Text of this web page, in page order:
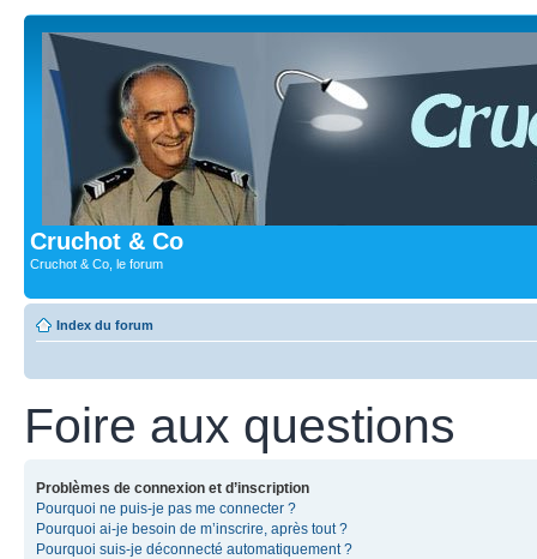
Cruchot & Co
Cruchot & Co, le forum
Index du forum
Foire aux questions
Problèmes de connexion et d’inscription
Pourquoi ne puis-je pas me connecter ?
Pourquoi ai-je besoin de m’inscrire, après tout ?
Pourquoi suis-je déconnecté automatiquement ?